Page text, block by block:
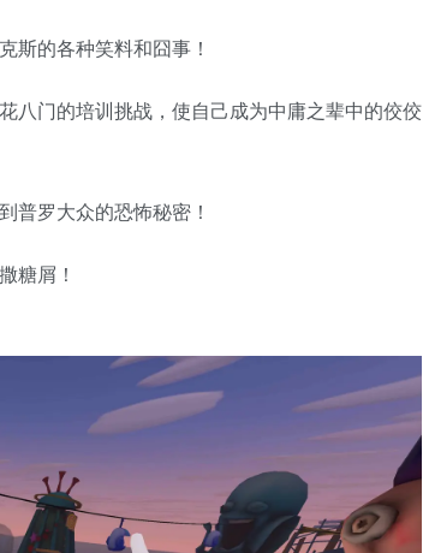
斯的各种笑料和囧事！
八门的培训挑战，使自己成为中庸之辈中的佼佼
普罗大众的恐怖秘密！
糖屑！